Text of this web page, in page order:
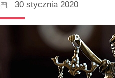
30 stycznia 2020